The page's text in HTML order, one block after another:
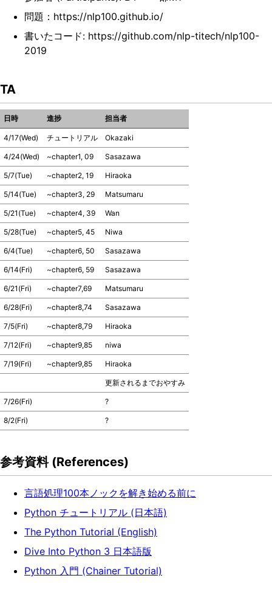
問題：https://nlp100.github.io/
書いたコード: https://github.com/nlp-titech/nlp100-
2019
TA
日時 進捗 担当者
4/17(Wed) チュートリアル Okazaki
4/24(Wed) ~chapter1, 09 Sasazawa
5/7(Tue) ~chapter2, 19 Hiraoka
5/14(Tue) ~chapter3, 29 Matsumaru
5/21(Tue) ~chapter4, 39 Wan
5/28(Tue) ~chapter5, 45 Niwa
6/4(Tue) ~chapter6, 50 Sasazawa
6/14(Fri) ~chapter6, 59 Sasazawa
6/21(Fri) ~chapter7,69 Matsumaru
6/28(Fri) ~chapter8,74 Sasazawa
7/5(Fri) ~chapter8,79 Hiraoka
7/12(Fri) ~chapter9,85 niwa
7/19(Fri) ~chapter9,85 Hiraoka
更新されるまでおやすみ
7/26(Fri) ?
8/2(Fri) ?
参考資料 (References)
言語処理100本ノックを解き始める前に
Python チュートリアル (日本語)
The Python Tutorial (English)
Dive Into Python 3 日本語版
Python 入門 (Chainer Tutorial)